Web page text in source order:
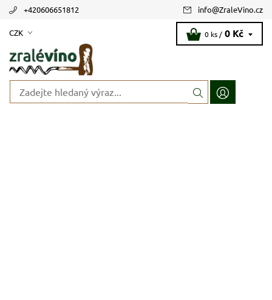
+420606651812 info@ZraleVino.cz
CZK 0 ks / 0 Kč